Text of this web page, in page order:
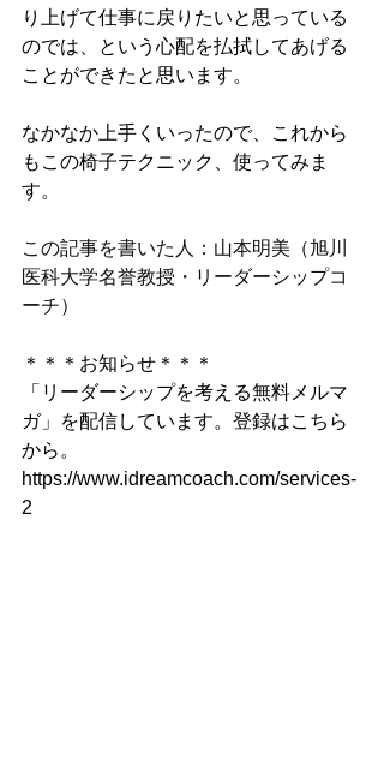
り上げて仕事に戻りたいと思っている
のでは、という心配を払拭してあげる
ことができたと思います。
なかなか上手くいったので、これから
もこの椅子テクニック、使ってみま
す。
この記事を書いた人：山本明美（旭川
医科大学名誉教授・リーダーシップコ
ーチ）
＊＊＊お知らせ＊＊＊
「リーダーシップを考える無料メルマ
ガ」を配信しています。登録はこちら
から。
https://www.idreamcoach.com/services-
2